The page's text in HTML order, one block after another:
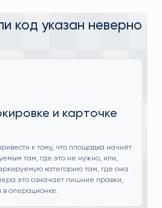
код указан неверно
и карточке
к тому, что площадка начнёт
там, где это не нужно, или,
категорию там, где она
это означает лишние правки,
в операционке.